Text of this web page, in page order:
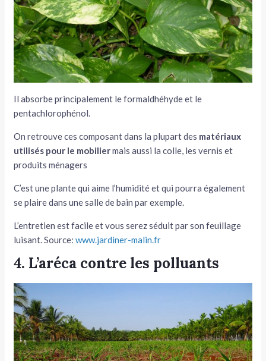
Il absorbe principalement le formaldhéhyde et le
pentachlorophénol.
On retrouve ces composant dans la plupart des matériaux
utilisés pour le mobiliermais aussi la colle, les vernis et
produits ménagers
C’est une plante qui aime l’humidité et qui pourra également
se plaire dans une salle de bain par exemple.
L’entretien est facile et vous serez séduit par son feuillage
luisant. Source:www.jardiner-malin.fr
4. L’aréca contre les polluants